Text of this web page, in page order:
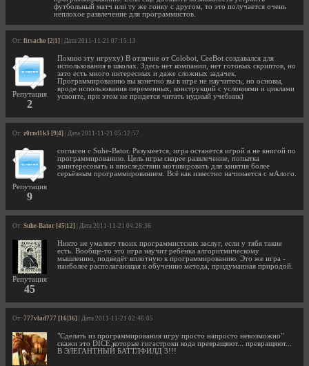
футбольный матч или ту же гонку с другом, то это получается очень
неплохое развлечение для программистов.
От: firsacho [2|1] | Дата 2011-11-21 07:15:13
Репутация
2
Помню эту игруху) В отличие от Colobot, CeeBot создавался для
использования в школах. Здесь нет компании, нет готовых скриптов, но
зато есть много интересных и даже сложных задачек.
Программированию вы конечно вы в игре не научитесь, но основы,
вроде использования переменных, конструкций с условиями и циклами
усвоите, при этом не придется читать нудный учебник)
От: z0rnd1k3 [9|4] | Дата 2011-11-21 05:12:57
Репутация
9
согласен с Suhe-Bator. Разумеется, игра останется игрой а не книгой по
программированию. Цель игры скорее развлечение, попытка
заинтересовать и впоследствии мотивировать для занятия более
серьёзным программированием. Всё как известно начинается с мАлого.
От: Suhe-Bator [45|12] | Дата 2011-11-21 04:28:36
Репутация
45
Никто не умаляет твоих программистских заслуг, если у тябя такие
есть. Вообще-то это игра научит ребёнка алгоритмическому
мышлению, подведёт вплотную к программированию. Это же игра -
наиболее располагающая к обучению метода, придуманная природой.
От: 777vlad777 [16|36] | Дата 2011-11-21 02:46:05
"Сделать из программирования игру просто напросто невозможно"
скажи это DICE которые гигастроки кода превращяют... превращяют...
В ЭЛЕГАНТНЫЙ БАТТЛФИЛД 3!!!